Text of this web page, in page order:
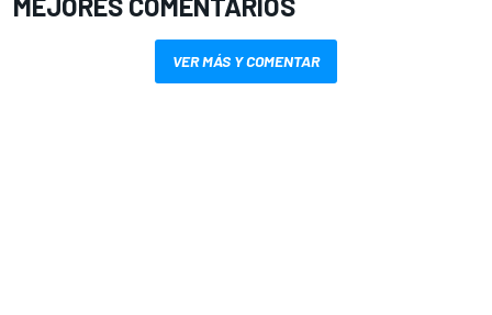
MEJORES COMENTARIOS
VER MÁS Y COMENTAR